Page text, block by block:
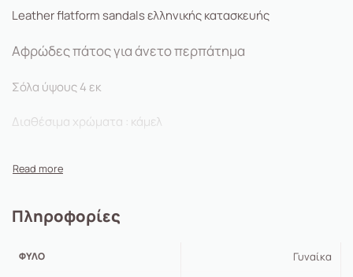
Leather flatform sandals ελληνικής κατασκευής
Αφρώδες πάτος για άνετο περπάτημα
Σόλα ύψους 4 εκ
Διαθέσιμα χρώματα : κάμελ
Πληροφορίες
ΦΎΛΟ Γυναίκα